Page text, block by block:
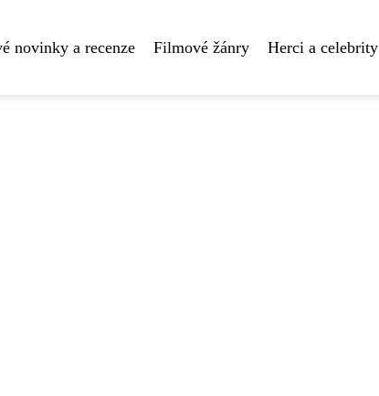
novinky a recenze Filmové žánry Herci a celebrity